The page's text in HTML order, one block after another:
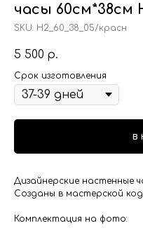
часы 60см*38см
SKU: Н2_60_38_05/красн
5 500 р.
Срок изготовления
в
Дизайнерские настенные
Созданы в мастерской
Комплектация на фото: